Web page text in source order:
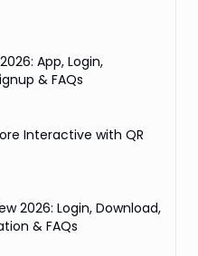
App, Login,
& FAQs
Interactive with QR
2026: Login, Download,
& FAQs